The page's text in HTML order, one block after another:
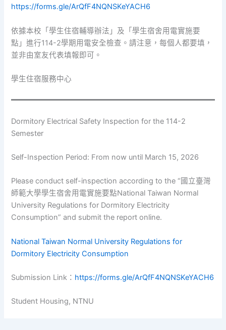
https://forms.gle/ArQfF4NQNSKeYACH6
依據本校「學生住宿輔導辦法」及「學生宿舍用電實施要
點」進行114-2學期用電安全檢查。請注意，每個人都要填，
並非由室友代表填報即可。
學生住宿服務中心
Dormitory Electrical Safety Inspection for the 114-2
Semester
Self-Inspection Period: From now until March 15, 2026
Please conduct self-inspection according to the “國立臺灣
師範大學學生宿舍用電實施要點National Taiwan Normal
University Regulations for Dormitory Electricity
Consumption” and submit the report online.
National Taiwan Normal University Regulations for
Dormitory Electricity Consumption
Submission Link： https://forms.gle/ArQfF4NQNSKeYACH6
Student Housing, NTNU